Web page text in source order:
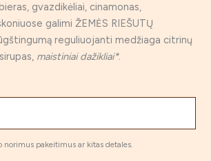
gvazdikėliai, cinamonas,
galimi ŽEMĖS RIEŠUTŲ
reguliuojanti medžiaga citrinų
maistiniai dažikliai*.
norimus pakeitimus ar kitas detales.